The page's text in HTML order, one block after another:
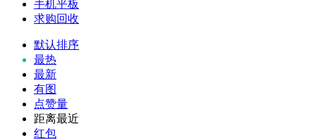
手机平板
求购回收
默认排序
最热
最新
有图
点赞量
距离最近
红包